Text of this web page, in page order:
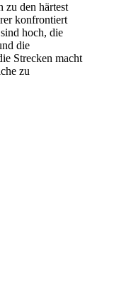
zu den härtest
konfrontiert
hoch, die
die
Strecken macht
zu